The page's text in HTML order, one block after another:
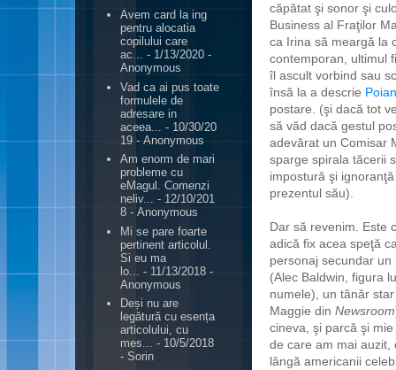
căpătat şi sonor şi
Business al Fraţilor
ca Irina să meargă la
contemporan, ultimul
îl ascult vorbind sau
însă la a descrie
postare. (şi dacă tot
să văd dacă gestul
adevărat un Comisar
sparge spirala tăcerii
impostură şi
prezentul său).
Dar să revenim. Este
adică fix acea speţă
personaj secundar
(Alec Baldwin, figura
numele), un tânăr
Maggie din Newsroom
cineva, şi parcă şi
de care am mai auzit,
lângă americanii
Avem card la ing
pentru alocatia
copilului care
ac... - 1/13/2020 -
Anonymous
Vad ca ai pus toate
formulele de
adresare in
aceea...
- 10/30/20
19 - Anonymous
Am enorm de mari
probleme cu
eMagul. Comenzi
neliv... - 12/10/201
8 - Anonymous
Mi se pare foarte
pertinent articolul.
Si eu ma
lo...
- 11/13/2018 -
Anonymous
Deși nu are
legătură cu esența
articolului, cu
mes... - 10/5/2018
- Sorin